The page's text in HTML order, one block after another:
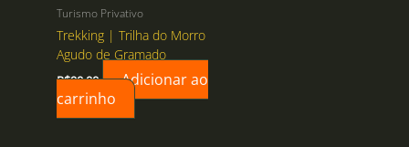
Turismo Privativo
Trekking | Trilha do Morro
Agudo de Gramado
R$90,00
Adicionar ao
carrinho